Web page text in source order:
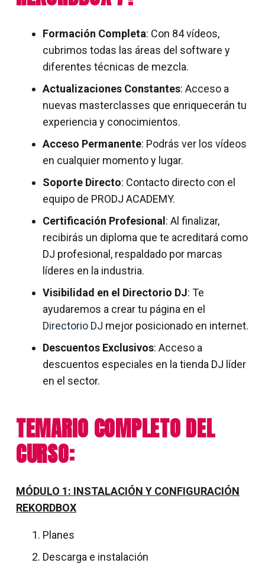
Formación Completa: Con 84 vídeos,
cubrimos todas las áreas del software y
diferentes técnicas de mezcla.
Actualizaciones Constantes: Acceso a
nuevas masterclasses que enriquecerán tu
experiencia y conocimientos.
Acceso Permanente: Podrás ver los vídeos
en cualquier momento y lugar.
Soporte Directo: Contacto directo con el
equipo de PRODJ ACADEMY.
Certificación Profesional : Al finalizar,
recibirás un diploma que te acreditará como
DJ profesional, respaldado por marcas
líderes en la industria.
Visibilidad en el Directorio DJ: Te
ayudaremos a crear tu página en el
Directorio DJ mejor posicionado en internet.
Descuentos Exclusivos: Acceso a
descuentos especiales en la tienda DJ líder
en el sector.
TEMARIO COMPLETO DEL
CURSO:
MÓDULO 1: INSTALACIÓN Y CONFIGURACIÓN
REKORDBOX
Planes
Descarga e instalación